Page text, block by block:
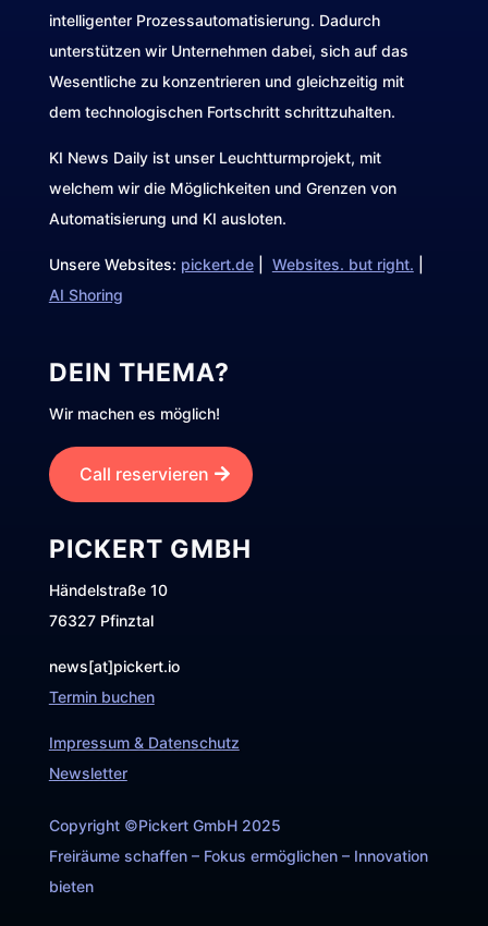
intelligenter Prozessautomatisierung. Dadurch
unterstützen wir Unternehmen dabei, sich auf das
Wesentliche zu konzentrieren und gleichzeitig mit
dem technologischen Fortschritt schrittzuhalten.
KI News Daily ist unser Leuchtturmprojekt, mit
welchem wir die Möglichkeiten und Grenzen von
Automatisierung und KI ausloten.
Unsere Websites: pickert.de| Websites. but right.
AI Shoring
DEIN THEMA?
Wir machen es möglich!
Call reservieren
PICKERT GMBH
Händelstraße 10
76327 Pfinztal
news[at]pickert.io
Termin buchen
Impressum & Datenschutz
Newsletter
Copyright ©Pickert GmbH 2025
Freiräume schaffen – Fokus ermöglichen – Innovation
bieten